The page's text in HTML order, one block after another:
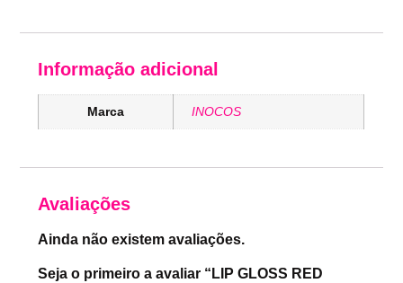
Informação adicional
Marca INOCOS
Avaliações
Ainda não existem avaliações.
Seja o primeiro a avaliar “LIP GLOSS RED